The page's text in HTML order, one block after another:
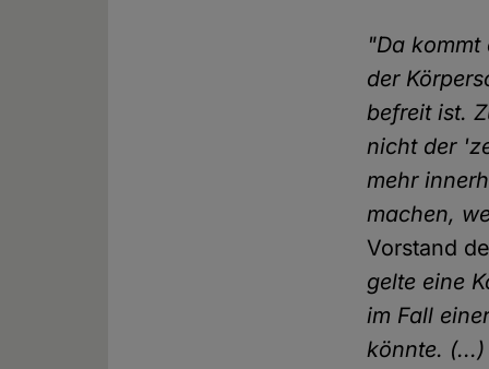
"Da kommt
der
befreit ist.
nicht der
mehr
machen,
Vorstand
gelte eine
im Fall
könnte.